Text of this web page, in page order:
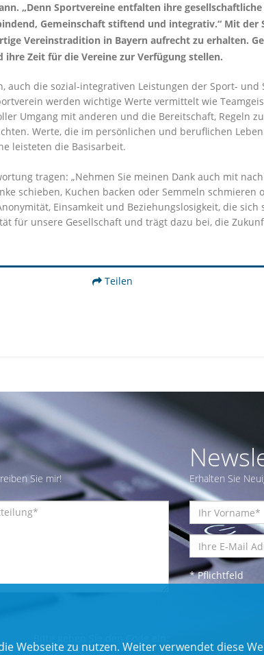
„Denn Sportvereine entfalten ihre
Gemeinschaft stiftend und integrativ.“ Mit
Vereinstradition in Bayern aufrecht zu erhalten.
Zeit für die Vereine zur Verfügung stellen.
die sozial-integrativen Leistungen der Sport-
werden wichtige Werte vermittelt wie
Umgang mit anderen und die Bereitschaft, Regeln
Werte, die im persönlichen und beruflichen
leisteten die Basisarbeit.
tragen: „Nehmen Sie meinen Dank auch mit
schieben, Kuchen backen oder Semmeln
Einsamkeit und Beziehungslosigkeit, die
für unsere Gesellschaft und trägt dazu bei, die
Teilen
Sie mir! Erhalten Sie
* Pflichtfeld
Webseite zu nutzen. Weiter verwendet diese